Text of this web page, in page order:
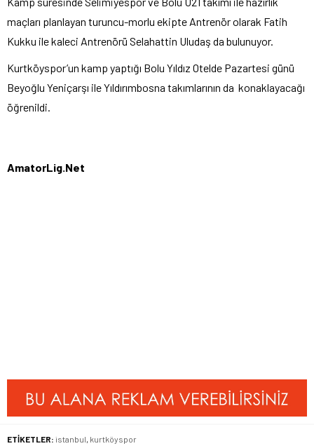
maçları planlayan turuncu-morlu ekipte Antrenör olarak Fatih
Kukku ile kaleci Antrenörü Selahattin Uludaş da bulunuyor.
Kurtköyspor’un kamp yaptığı Bolu Yıldız Otelde Pazartesi günü
Beyoğlu Yeniçarşı ile Yıldırımbosna takımlarının da konaklayacağı
öğrenildi.
AmatorLig.Net
ETİKETLER: istanbul kurtköyspor